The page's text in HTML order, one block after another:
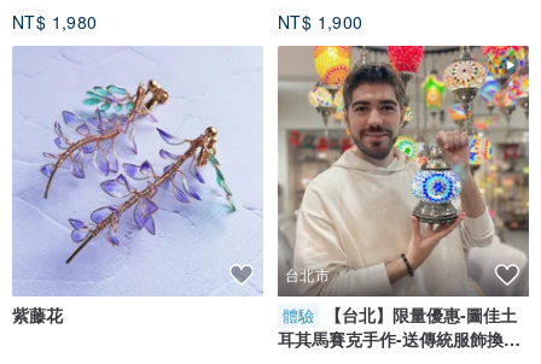
NT$ 1,980
NT$ 1,900
紫藤花
台北市
體驗
【台北】限量優惠-圖佳土
耳其馬賽克手作-送傳統服飾換裝